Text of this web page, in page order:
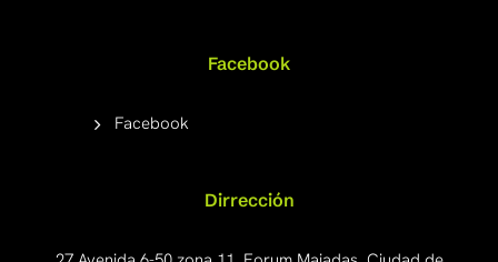
Facebook
Facebook
Dirrección